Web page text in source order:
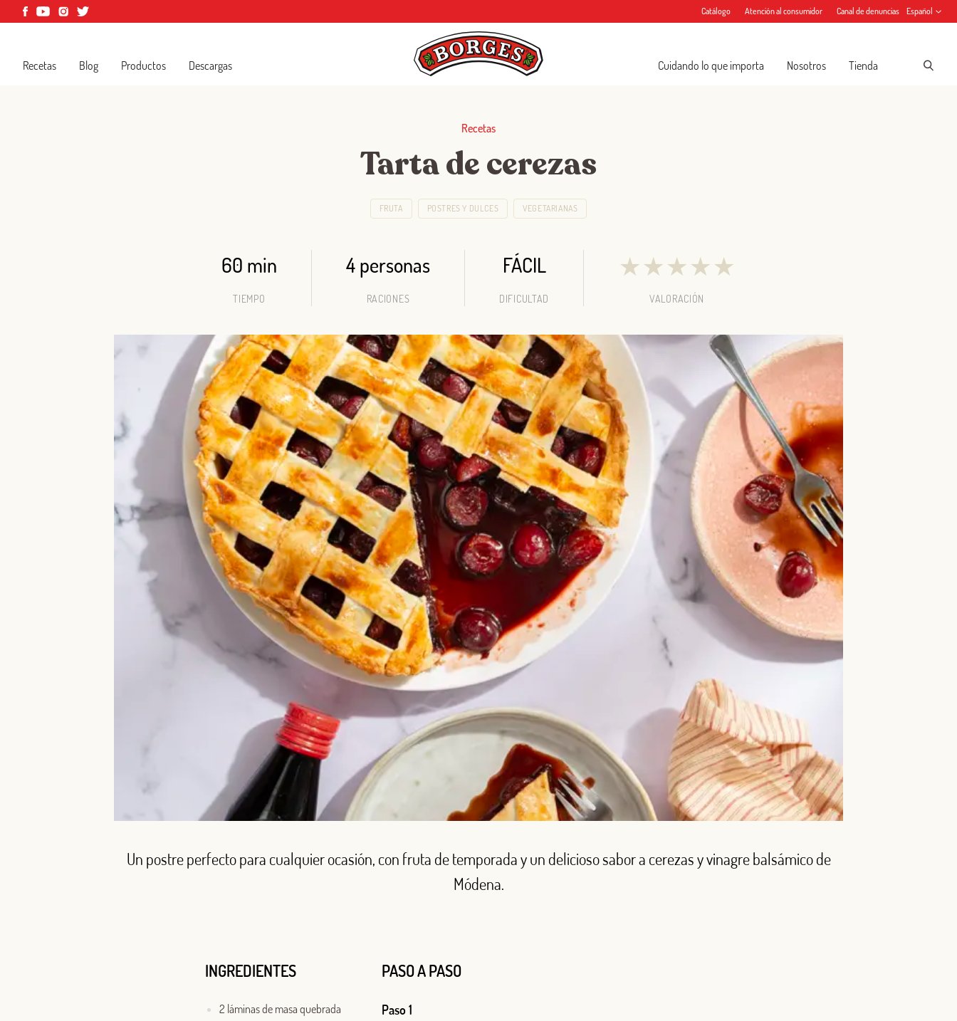
Catálogo Atención al consumidor Canal de denuncias Español
Recetas Blog Productos Descargas Cuidando lo que importa Nosotros Tienda
Recetas
Tarta de cerezas
FRUTA POSTRES Y DULCES VEGETARIANAS
60 min
TIEMPO
4 personas
RACIONES
FÁCIL
DIFICULTAD
★★★★★
VALORACIÓN
Un postre perfecto para cualquier ocasión, con fruta de temporada y un delicioso sabor a cerezas y vinagre balsámico de
Módena.
INGREDIENTES
2 láminas de masa quebrada
PASO A PASO
Paso 1